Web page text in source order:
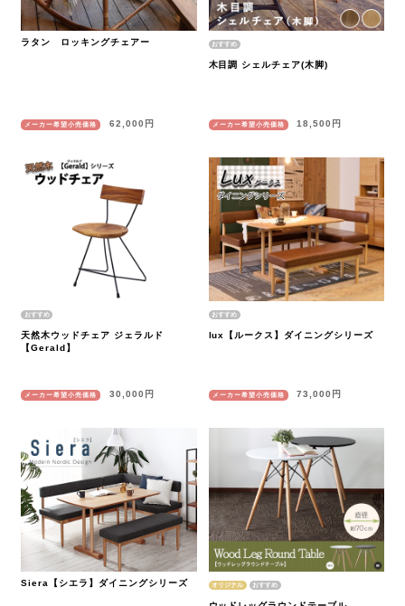
ラタン ロッキングチェアー
メーカー希望小売価格 62,000円
木目調 シェルチェア(木脚)
メーカー希望小売価格 18,500円
天然木ウッドチェア ジェラルド
【Gerald】
メーカー希望小売価格 30,000円
lux【ルークス】ダイニングシリーズ
メーカー希望小売価格 73,000円
Siera【シエラ】ダイニングシリーズ オリジナル